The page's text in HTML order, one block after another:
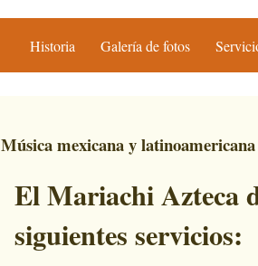
Historia Galería de fotos
Música mexicana y latinoamericana
El Mariachi Azteca
siguientes servicios: